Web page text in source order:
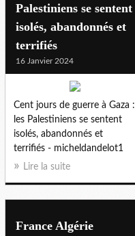
Palestiniens se sentent
isolés, abandonnés et
terrifiés
16 Janvier 2024
Cent jours de guerre à Gaza :
les Palestiniens se sentent
isolés, abandonnés et
terrifiés - micheldandelot1
Lire la suite
France Algérie